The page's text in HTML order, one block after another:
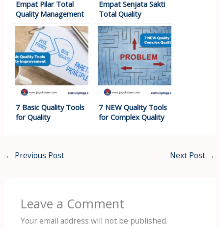
Empat Pilar Total
Quality Management
Empat Senjata Sakti
Total Quality
7 Basic Quality Tools
for Quality
7 NEW Quality Tools
for Complex Quality
← Previous Post Next Post →
Leave a Comment
Your email address will not be published.